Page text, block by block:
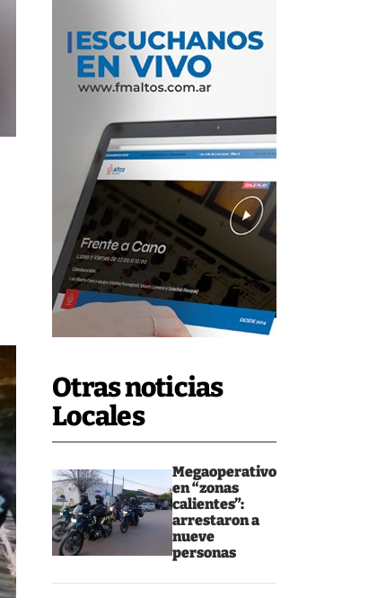
Otras noticias
Locales
Megaoperativo
en “zonas
calientes”:
arrestaron a
nueve
personas